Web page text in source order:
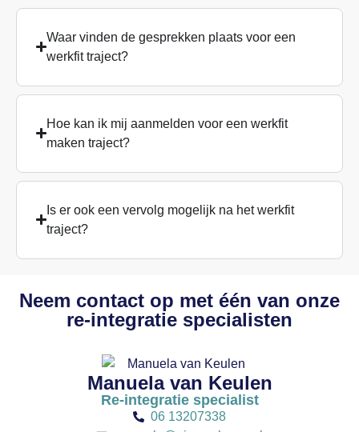
Waar vinden de gesprekken plaats voor een
werkfit traject?
Hoe kan ik mij aanmelden voor een werkfit
maken traject?
Is er ook een vervolg mogelijk na het werkfit
traject?
Neem contact op met één van onze
re-integratie specialisten
Manuela van Keulen
Re-integratie specialist
06 13207338